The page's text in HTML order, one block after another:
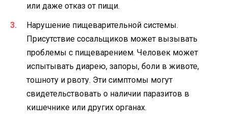
или даже отказ от пищи.
Нарушение пищеварительной системы.
Присутствие сосальщиков может вызывать
проблемы с пищеварением. Человек может
испытывать диарею, запоры, боли в животе,
тошноту и рвоту. Эти симптомы могут
свидетельствовать о наличии паразитов в
кишечнике или других органах.